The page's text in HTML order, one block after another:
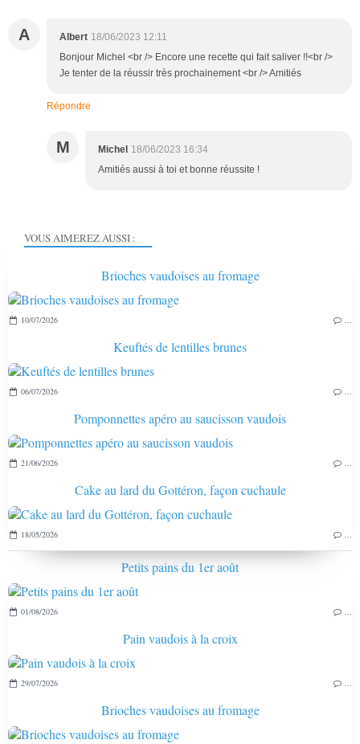
A Albert 18/06/2023 12:11
Bonjour Michel <br /> Encore une recette qui fait saliver !!<br />
Je tenter de la réussir très prochainement <br /> Amitiés
Répondre
M Michel 18/06/2023 16:34
Amitiés aussi à toi et bonne réussite !
VOUS AIMEREZ AUSSI :
Brioches vaudoises au fromage
10/07/2026 …
Keuftés de lentilles brunes
06/07/2026 …
Pomponnettes apéro au saucisson vaudois
21/06/2026 …
Cake au lard du Gottéron, façon cuchaule
18/05/2026 …
Petits pains du 1er août
01/08/2026 …
Pain vaudois à la croix
29/07/2026 …
Brioches vaudoises au fromage